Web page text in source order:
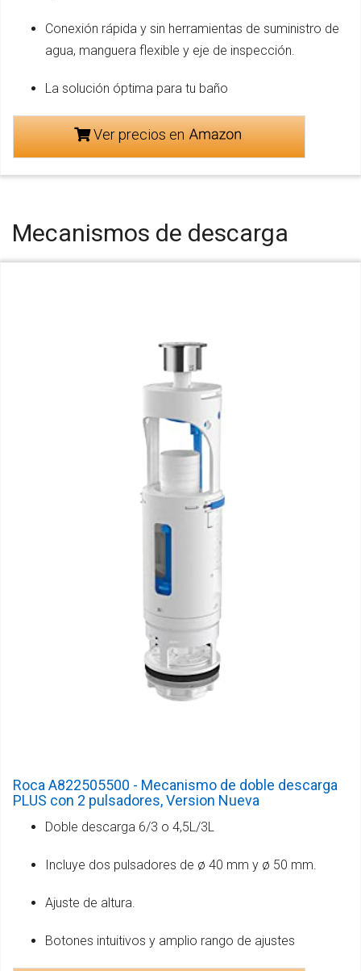
Conexión rápida y sin herramientas de suministro de
agua, manguera flexible y eje de inspección.
La solución óptima para tu baño
Ver precios en
Mecanismos de descarga
Roca A822505500 - Mecanismo de doble descarga
PLUS con 2 pulsadores, Version Nueva
Doble descarga 6/3 o 4,5L/3L
Incluye dos pulsadores de ø 40 mm y ø 50 mm.
Ajuste de altura.
Botones intuitivos y amplio rango de ajustes